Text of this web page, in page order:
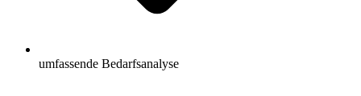
umfassende Bedarfsanalyse